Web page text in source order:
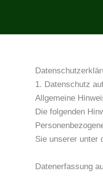
springen
1. Datenschutz
Allgemeine
Die folgenden
Sie unserer unter
Datenerfassung